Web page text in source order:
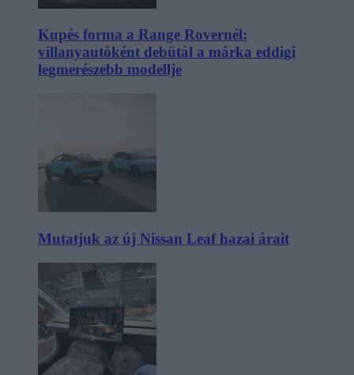
Kupés forma a Range Rovernél:
villanyautóként debütál a márka eddigi
legmerészebb modellje
Mutatjuk az új Nissan Leaf hazai árait